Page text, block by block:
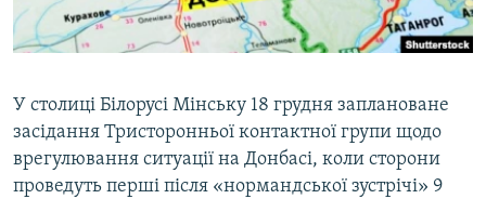
СВІДЧЕННЯ ОКУПАЦІЇ
УКРАЇНСЬКА ПРОБЛЕМА КРИМУ
Qırımtatar
Усі сайти RFE/RL
У столиці Білорусі Мінську 18 грудня заплановане
засідання Тристоронньої контактної групи щодо
врегулювання ситуації на Донбасі, коли сторони
проведуть перші після «нормандської зустрічі» 9